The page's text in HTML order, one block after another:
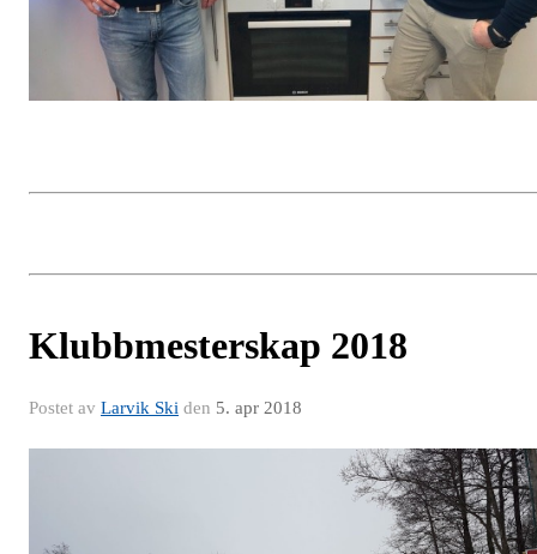
Klubbmesterskap 2018
Postet av Larvik Ski den 5. apr 2018